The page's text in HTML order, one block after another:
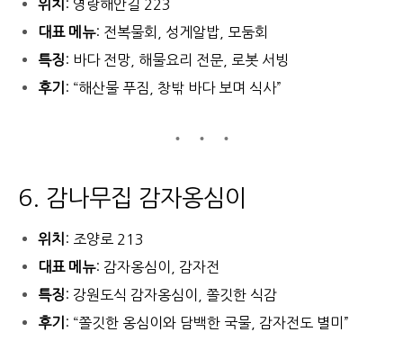
위치 : 영랑해안길 223
대표 메뉴: 전복물회, 성게알밥, 모둠회
특징: 바다 전망, 해물요리 전문, 로봇 서빙
후기 : “해산물 푸짐, 창밖 바다 보며 식사”
6. 감나무집 감자옹심이
위치 : 조양로 213
대표 메뉴: 감자옹심이, 감자전
특징: 강원도식 감자옹심이, 쫄깃한 식감
후기 : “쫄깃한 옹심이와 담백한 국물, 감자전도 별미”